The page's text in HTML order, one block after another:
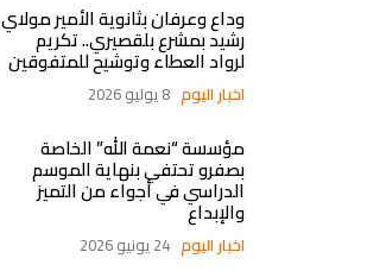
وداع وعرفان بثانوية الأمير مولاي
رشيد بمشرع بلقصيري.. تكريم
لرواد العطاء وتوشيح للمتفوقين
اخبار اليوم 8 يوليو 2026
مؤسسة “نعمة الله” الخاصة
بصفرو تحتفي بنهاية الموسم
الدراسي في أجواء من التميز
والإبداع
اخبار اليوم 24 يونيو 2026